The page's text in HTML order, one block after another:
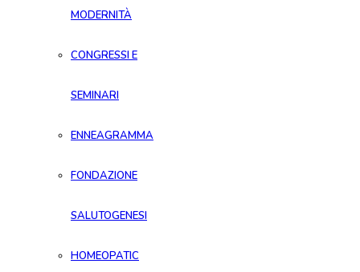
MODERNITÀ
CONGRESSI E
SEMINARI
ENNEAGRAMMA
FONDAZIONE
SALUTOGENESI
HOMEOPATIC